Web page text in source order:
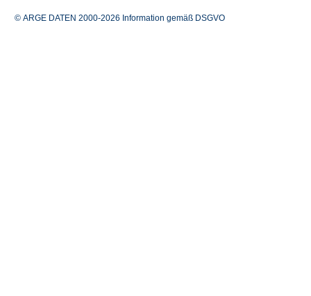
© ARGE DATEN 2000-2026 Information gemäß DSGVO